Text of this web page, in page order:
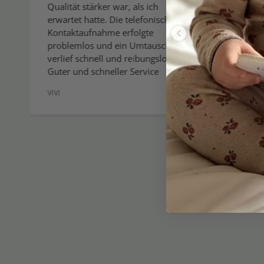
Qualität stärker war, als ich
erwartet hatte. Die telefonische
Kontaktaufnahme erfolgte
problemlos und ein Umtausch
verlief schnell und reibungslos.
Guter und schneller Service
VIVI
wenn
Sie